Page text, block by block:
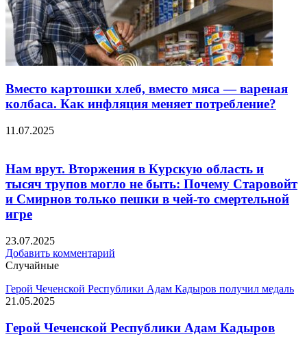
Вместо картошки хлеб, вместо мяса — вареная
колбаса. Как инфляция меняет потребление?
11.07.2025
Нам врут. Вторжения в Курскую область и
тысяч трупов могло не быть: Почему Старовойт
и Смирнов только пешки в чей-то смертельной
игре
23.07.2025
Добавить комментарий
Случайные
Герой Чеченской Республики Адам Кадыров получил медаль
21.05.2025
Герой Чеченской Республики Адам Кадыров